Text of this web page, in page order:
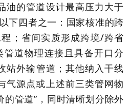
油的管道设计最高压力大于
下四者之一：国家核准的跨
；省间实质形成跨境/跨省
管道物理连接且具备开口分
站外输管道；其他纳入干线
气源点或上述前三类管网物
管道”，同时清晰划分除外